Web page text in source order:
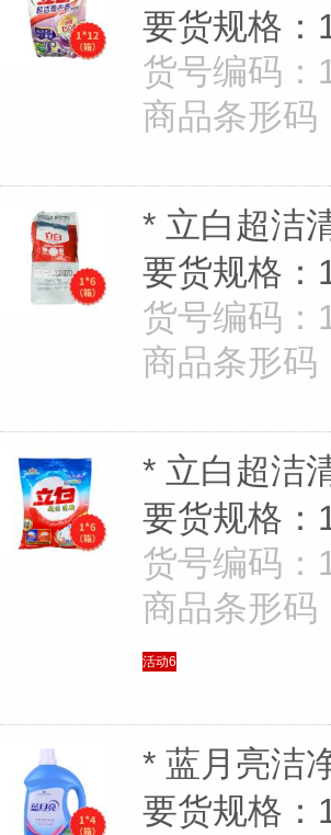
要货规格：
货号编码：
商品条形码
* 立白超洁
要货规格：
货号编码：
商品条形码
* 立白超洁
要货规格：
货号编码：
商品条形码
活动6
* 蓝月亮洁
要货规格：